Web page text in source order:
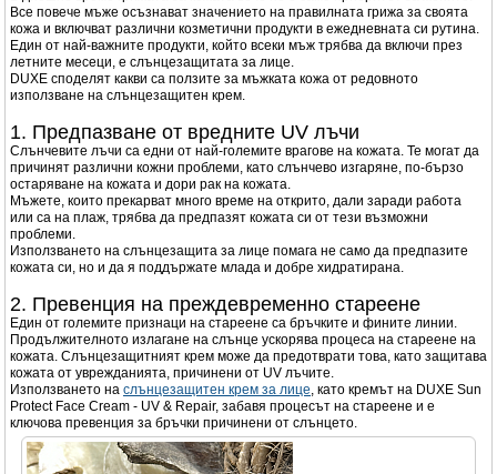
Все повече мъже осъзнават значението на правилната грижа за своята
кожа и включват различни козметични продукти в ежедневната си рутина.
Един от най-важните продукти, който всеки мъж трябва да включи през
летните месеци, е слънцезащитата за лице.
DUXE споделят какви са ползите за мъжката кожа от редовното
използване на слънцезащитен крем.
1. Предпазване от вредните UV лъчи
Слънчевите лъчи са едни от най-големите врагове на кожата. Те могат да
причинят различни кожни проблеми, като слънчево изгаряне, по-бързо
остаряване на кожата и дори рак на кожата.
Мъжете, които прекарват много време на открито, дали заради работа
или са на плаж, трябва да предпазят кожата си от тези възможни
проблеми.
Използването на слънцезащита за лице помага не само да предпазите
кожата си, но и да я поддържате млада и добре хидратирана.
2. Превенция на преждевременно стареене
Един от големите признаци на стареене са бръчките и фините линии.
Продължителното излагане на слънце ускорява процеса на стареене на
кожата. Слънцезащитният крем може да предотврати това, като защитава
кожата от уврежданията, причинени от UV лъчите.
Използването на слънцезащитен крем за лице, като кремът на DUXE Sun
Protect Face Cream - UV & Repair, забавя процесът на стареене и е
ключова превенция за бръчки причинени от слънцето.